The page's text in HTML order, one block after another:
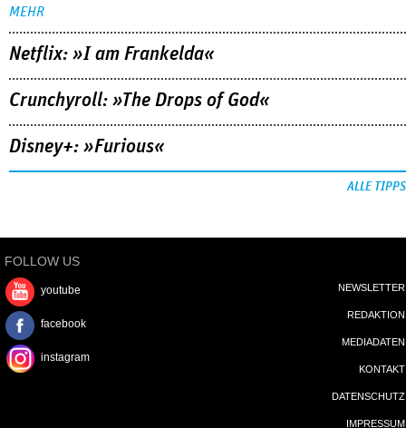
MEHR
Netflix: »I am Frankelda«
Crunchyroll: »The Drops of God«
Disney+: »Furious«
ALLE TIPPS
FOLLOW US
youtube
facebook
instagram
NEWSLETTER
REDAKTION
MEDIADATEN
KONTAKT
DATENSCHUTZ
IMPRESSUM